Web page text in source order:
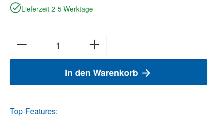
Lieferzeit 2-5 Werktage
In den Warenkorb
Top-Features: